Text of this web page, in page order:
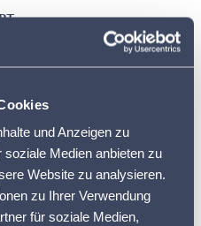
und Anzeigen zu
Medien anbieten zu
Website zu analysieren.
zu Ihrer Verwendung
für soziale Medien,